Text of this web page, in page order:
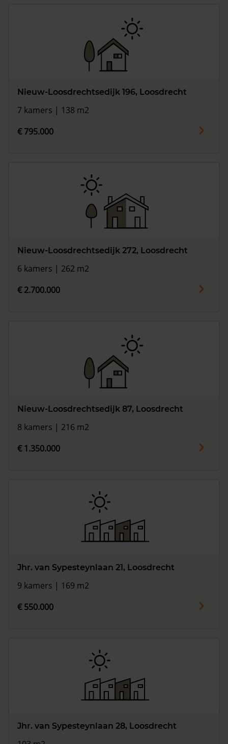
Nieuw-Loosdrechtsedijk 196, Loosdrecht
7 kamers | 138 m2
€ 795.000
Nieuw-Loosdrechtsedijk 272, Loosdrecht
6 kamers | 262 m2
€ 2.700.000
Nieuw-Loosdrechtsedijk 87, Loosdrecht
8 kamers | 216 m2
€ 1.350.000
Jhr. van Sypesteynlaan 21, Loosdrecht
9 kamers | 169 m2
€ 550.000
Jhr. van Sypesteynlaan 28, Loosdrecht